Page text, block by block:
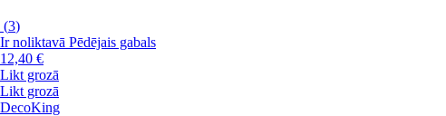
(3)
Ir noliktavā Pēdējais gabals
12,40 €
Likt grozā
Likt grozā
DecoKing